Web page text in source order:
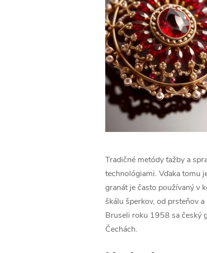
Tradičné metódy ťažby a
technológiami. Vďaka tomu
granát je často používaný v
škálu šperkov, od prsteňov
Bruseli roku 1958 sa český
Čechách.